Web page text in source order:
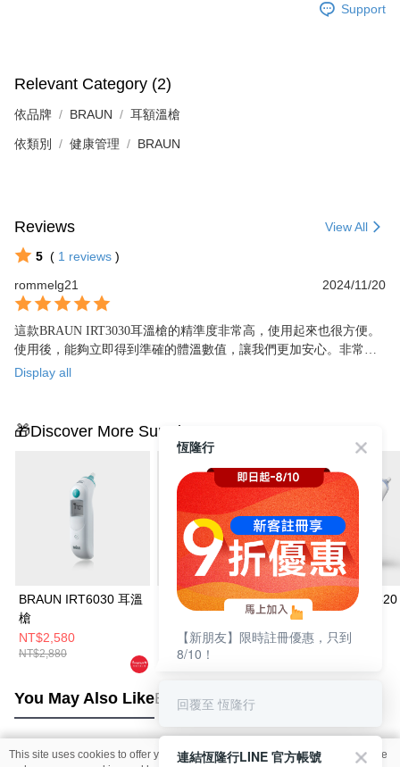
Support
Relevant Category (2)
依品牌 BRAUN 耳額溫槍
依類別 健康管理 BRAUN
Reviews View All
5 ( 1 reviews )
rommelg21
2024/11/20
這款BRAUN IRT3030耳溫槍的精準度非常高，使用起來也很方便。
使用後，能夠立即得到準確的體溫數值，讓我們更加安心。非常推
薦。
Display all
🎁Discover More Surprises
BRAUN IRT6030 耳溫
槍
NT$2,580
NT$2,880
BRAUN IRT6525AP
NT$2,980
NT$3,680
BRAUN IRT6520
槍
NT$2,780
You May Also LikeBest Sellers
This site uses cookies to offer you a better browsing experience. Find out more
恆隆行
【新朋友】限時註冊優惠，只到
8/10！
回覆至 恆隆行
連結恆隆行LINE 官方帳號